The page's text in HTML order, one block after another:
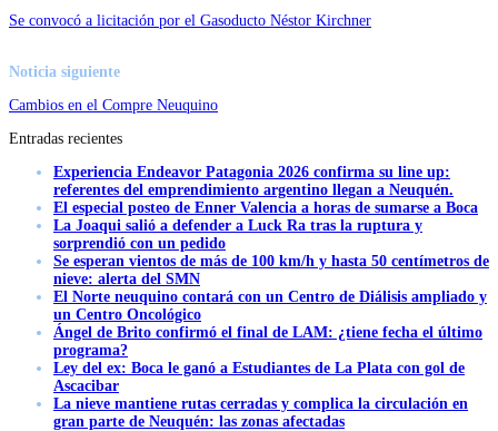
Se convocó a licitación por el Gasoducto Néstor Kirchner
Noticia siguiente
Cambios en el Compre Neuquino
Entradas recientes
Experiencia Endeavor Patagonia 2026 confirma su line up:
referentes del emprendimiento argentino llegan a Neuquén.
El especial posteo de Enner Valencia a horas de sumarse a Boca
La Joaqui salió a defender a Luck Ra tras la ruptura y
sorprendió con un pedido
Se esperan vientos de más de 100 km/h y hasta 50 centímetros de
nieve: alerta del SMN
El Norte neuquino contará con un Centro de Diálisis ampliado y
un Centro Oncológico
Ángel de Brito confirmó el final de LAM: ¿tiene fecha el último
programa?
Ley del ex: Boca le ganó a Estudiantes de La Plata con gol de
Ascacibar
La nieve mantiene rutas cerradas y complica la circulación en
gran parte de Neuquén: las zonas afectadas